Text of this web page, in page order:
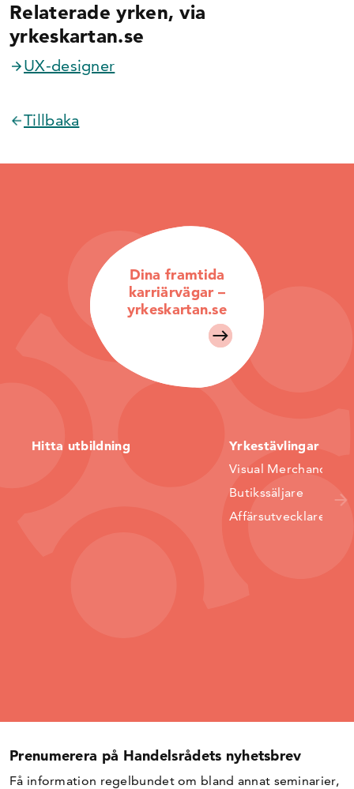
Relaterade yrken, via
yrkeskartan.se
UX-designer
Tillbaka
Dina framtida
karriärvägar –
yrkeskartan.se
Hitta utbildning Yrkestävlingar
Visual Merchandiser
Butikssäljare
Affärsutvecklare
Prenumerera på Handelsrådets nyhetsbrev
Få information regelbundet om bland annat seminarier,